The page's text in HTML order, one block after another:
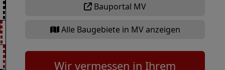
Bauportal MV
Alle Baugebiete in MV anzeigen
Wir vermessen in Ihrem